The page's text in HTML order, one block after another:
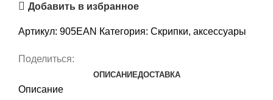
Добавить в избранное
Артикул: 905EAN Категория: Скрипки, аксессуары
Поделиться:
ОПИСАНИЕДОСТАВКА
Описание